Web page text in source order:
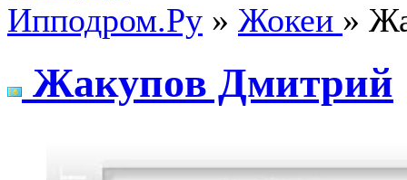
Ипподром.Ру » Жокеи »
Жaкупoв Дмитpий